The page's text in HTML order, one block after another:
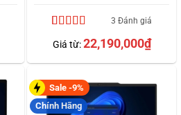
trên 5
dựa trên
3 Đánh giá
Giá từ:22,190,000₫
Sale -9%
Chính Hãng